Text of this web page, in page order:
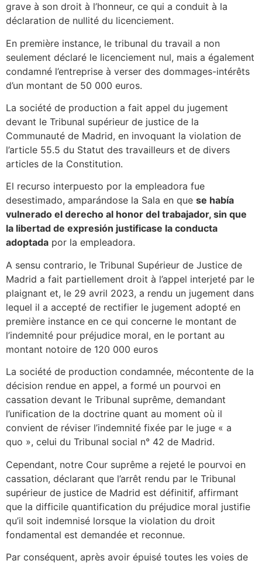
grave à son droit à l’honneur, ce qui a conduit à la
déclaration de nullité du licenciement.
En première instance, le tribunal du travail a non
seulement déclaré le licenciement nul, mais a également
condamné l’entreprise à verser des dommages-intérêts
d’un montant de 50 000 euros.
La société de production a fait appel du jugement
devant le Tribunal supérieur de justice de la
Communauté de Madrid, en invoquant la violation de
l’article 55.5 du Statut des travailleurs et de divers
articles de la Constitution.
El recurso interpuesto por la empleadora fue
desestimado, amparándose la Sala en que se había
vulnerado el derecho al honor del trabajador, sin que
la libertad de expresión justificase la conducta
adoptada por la empleadora.
A sensu contrario, le Tribunal Supérieur de Justice de
Madrid a fait partiellement droit à l’appel interjeté par le
plaignant et, le 29 avril 2023, a rendu un jugement dans
lequel il a accepté de rectifier le jugement adopté en
première instance en ce qui concerne le montant de
l’indemnité pour préjudice moral, en le portant au
montant notoire de 120 000 euros
La société de production condamnée, mécontente de la
décision rendue en appel, a formé un pourvoi en
cassation devant le Tribunal suprême, demandant
l’unification de la doctrine quant au moment où il
convient de réviser l’indemnité fixée par le juge « a
quo », celui du Tribunal social n° 42 de Madrid.
Cependant, notre Cour suprême a rejeté le pourvoi en
cassation, déclarant que l’arrêt rendu par le Tribunal
supérieur de justice de Madrid est définitif, affirmant
que la difficile quantification du préjudice moral justifie
qu’il soit indemnisé lorsque la violation du droit
fondamental est demandée et reconnue.
Par conséquent, après avoir épuisé toutes les voies de